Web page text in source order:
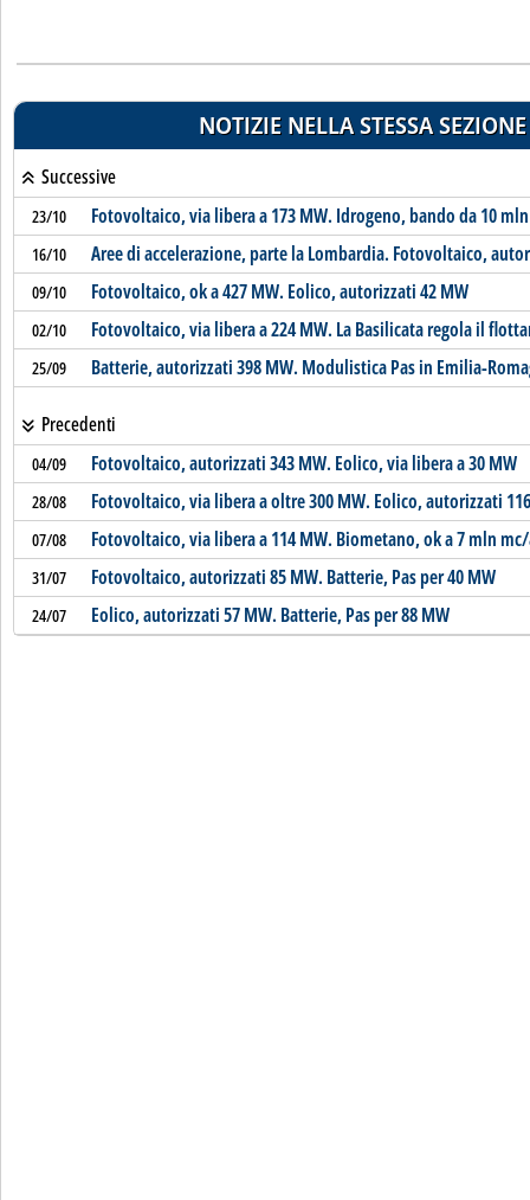
NOTIZIE NELLA STESSA SEZIONE
Successive
23/10 Fotovoltaico, via libera a 173 MW. Idrogeno, bando da 10
16/10 Aree di accelerazione, parte la Lombardia. Fotovoltaico,
09/10 Fotovoltaico, ok a 427 MW. Eolico, autorizzati 42 MW
02/10 Fotovoltaico, via libera a 224 MW. La Basilicata regola il
25/09 Batterie, autorizzati 398 MW. Modulistica Pas in Emilia-
Precedenti
04/09 Fotovoltaico, autorizzati 343 MW. Eolico, via libera a 30 MW
28/08 Fotovoltaico, via libera a oltre 300 MW. Eolico, autorizzati
07/08 Fotovoltaico, via libera a 114 MW. Biometano, ok a 7 mln
31/07 Fotovoltaico, autorizzati 85 MW. Batterie, Pas per 40 MW
24/07 Eolico, autorizzati 57 MW. Batterie, Pas per 88 MW